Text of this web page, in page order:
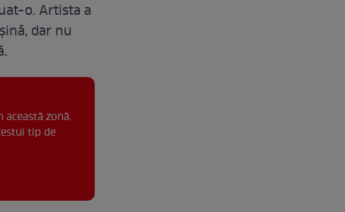
o. Artista a
dar nu
zonă.
tip de